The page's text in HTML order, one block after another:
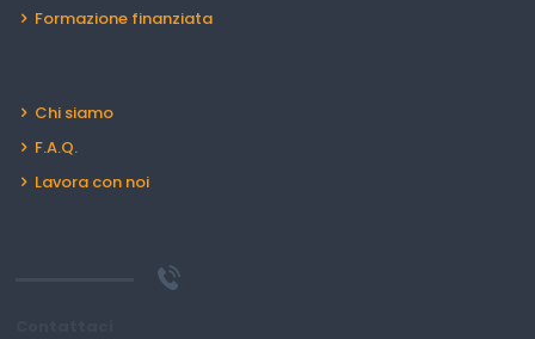
Formazione finanziata
Chi siamo
F.A.Q.
Lavora con noi